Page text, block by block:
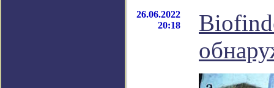
26.06.2022
20:18